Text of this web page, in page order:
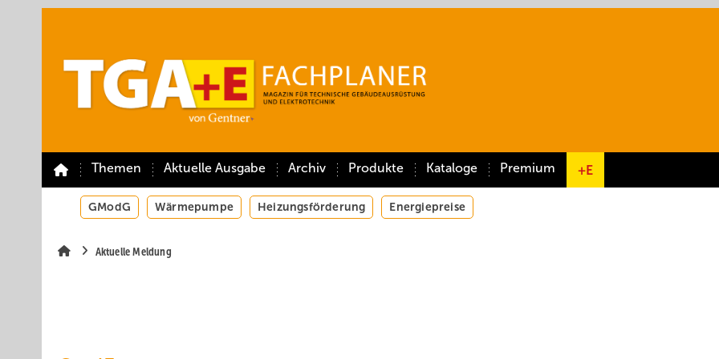
Themen Aktuelle Ausgabe Archiv Produkte Kataloge Premium +E
GModG Wärmepumpe Heizungsförderung Energiepreise
Aktuelle Meldung